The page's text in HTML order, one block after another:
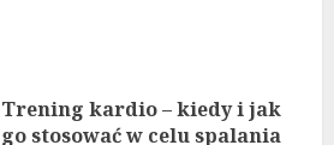
Trening kardio – kiedy i jak
go stosować w celu spalania